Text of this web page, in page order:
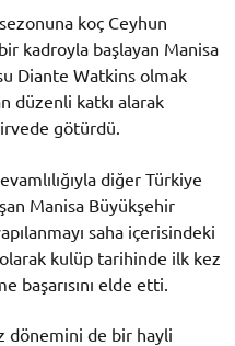
koç Ceyhun
kadroyla başlayan Manisa
Diante Watkins olmak
düzenli katkı alarak
götürdü.
diğer Türkiye
Manisa Büyükşehir
saha içerisindeki
kulüp tarihinde ilk kez
başarısını elde etti.
dönemini de bir hayli